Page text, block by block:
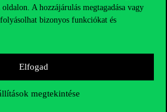
A hozzájárulás megtagadása vagy
bizonyos funkciókat és
Elfogad
megtekintése
kapcsolatban?